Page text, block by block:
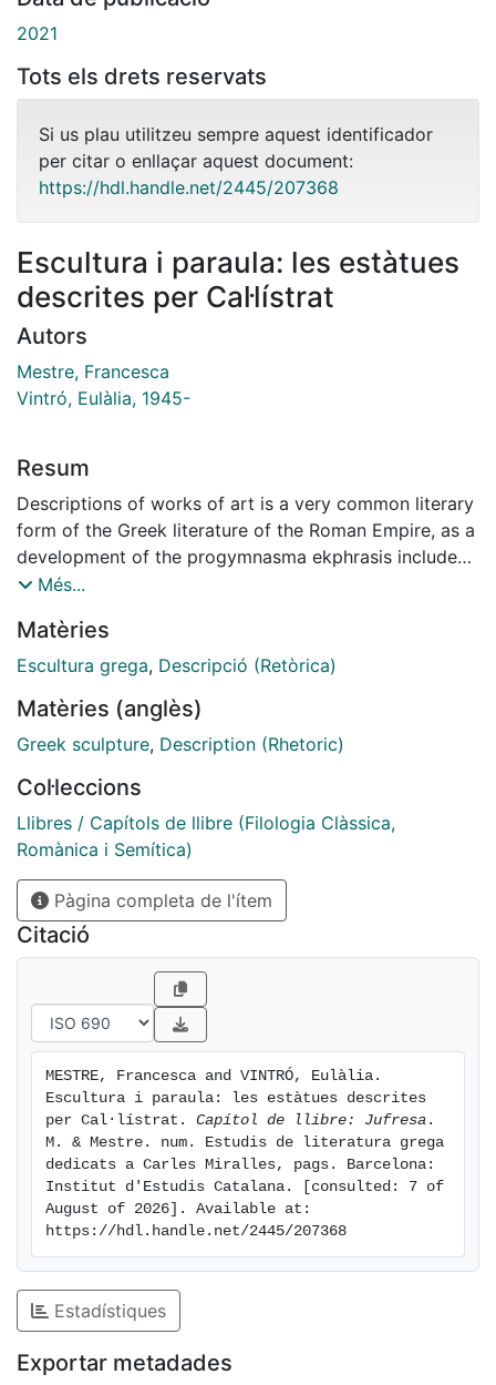
2021
Tots els drets reservats
Si us plau utilitzeu sempre aquest identificador
per citar o enllaçar aquest document:
https://hdl.handle.net/2445/207368
Escultura i paraula: les estàtues
descrites per Cal·lístrat
Autors
Mestre, Francesca
Vintró, Eulàlia, 1945-
Resum
Descriptions of works of art is a very common literary
form of the Greek literature of the Roman Empire, as a
development of the progymnasma ekphrasis included
in the repertory of rhetoric paideia. Our aim in this
often neglected, and to put them side by side with the
Imagines of the Philostratus, in order to show their
of each author are mostly not the same, although they
share similar formal skills.
Més...
Matèries
Escultura grega, Descripció (Retòrica)
Matèries (anglès)
Greek sculpture, Description (Rhetoric)
Col·leccions
Llibres / Capítols de llibre (Filologia Clàssica,
Romànica i Semítica)
Pàgina completa de l'ítem
Citació
MESTRE, Francesca and VINTRÓ, Eulàlia.
Escultura i paraula: les estàtues descrites
per Cal·lístrat. Capítol de llibre: Jufresa .
M. & Mestre. num. Estudis de literatura grega
dedicats a Carles Miralles, pags. Barcelona:
Institut d'Estudis Catalana. [consulted: 7 of
August of 2026]. Available at:
https://hdl.handle.net/2445/207368
Estadístiques
Exportar metadades